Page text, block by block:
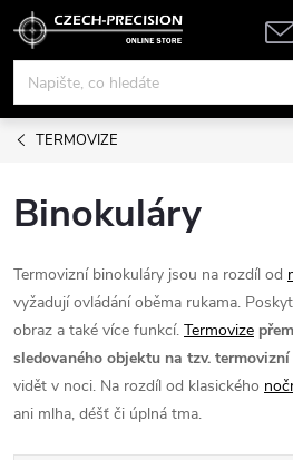
Přejít
obsah
TERMOVIZE
Binokuláry
Termovizní binokuláry jsou na rozdíl od
vyžadují ovládání oběma rukama.
obraz a také více funkcí. Termovize
sledovaného objektu na tzv.
vidět v noci. Na rozdíl od klasického
ani mlha, déšť či úplná tma.